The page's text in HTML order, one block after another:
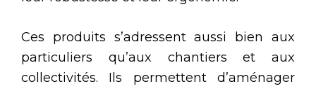
Ces produits s’adressent aussi bien aux
particuliers qu’aux chantiers et aux
collectivités. Ils permettent d’aménager